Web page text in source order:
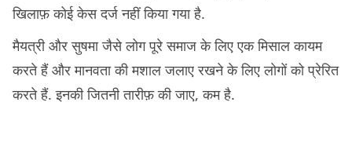
खिलाफ़ कोई केस दर्ज नहीं किया गया है.
मैयत्री और सुषमा जैसे लोग पूरे समाज के लिए एक मिसाल कायम
करते हैं और मानवता की मशाल जलाए रखने के लिए लोगों को प्रेरित
करते हैं. इनकी जितनी तारीफ़ की जाए, कम है.